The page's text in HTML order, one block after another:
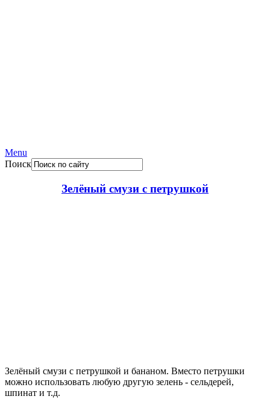
Menu
Поиск
Зелёный смузи с петрушкой
Зелёный смузи с петрушкой и бананом. Вместо петрушки
можно использовать любую другую зелень - сельдерей,
шпинат и т.д.